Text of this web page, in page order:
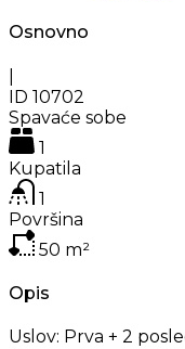
Osnovno
ID 10702
Spavaće sobe
1
Kupatila
1
Površina
50 m²
Opis
Uslov: Prva + 2